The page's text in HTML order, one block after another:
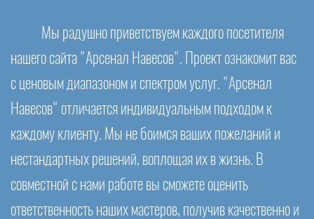
Мы радушно приветствуем каждого посетителя
нашего сайта "Арсенал Навесов". Проект ознакомит вас
с ценовым диапазоном и спектром услуг. "Арсенал
Навесов" отличается индивидуальным подходом к
каждому клиенту. Мы не боимся ваших пожеланий и
нестандартных решений, воплощая их в жизнь. В
совместной с нами работе вы сможете оценить
ответственность наших мастеров, получив качественно и